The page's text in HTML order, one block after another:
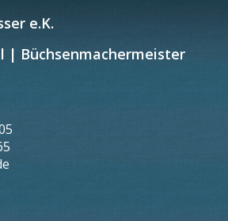
e.K.
| Büchsenmachermeister